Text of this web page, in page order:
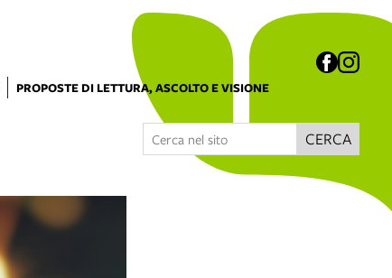
PROPOSTE DI LETTURA, ASCOLTO E VISIONE
CERCA